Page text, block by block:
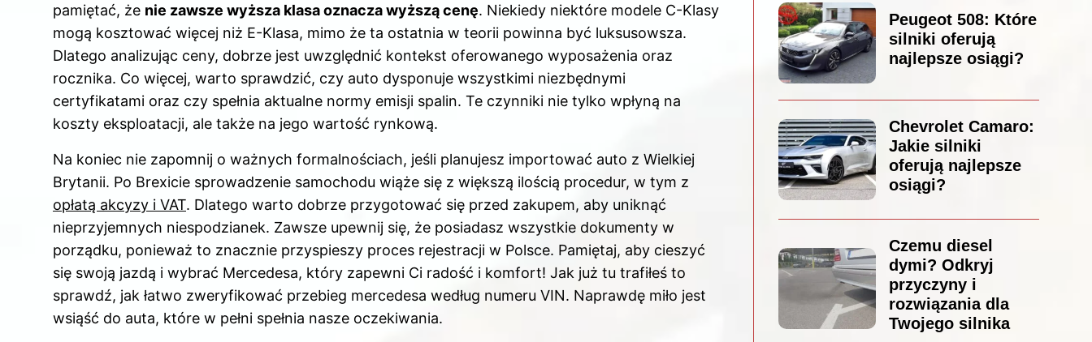
pamiętać, że nie zawsze wyższa klasa oznacza wyższą cenę. Niekiedy niektóre modele C-Klasy
mogą kosztować więcej niż E-Klasa, mimo że ta ostatnia w teorii powinna być luksusowsza.
Dlatego analizując ceny, dobrze jest uwzględnić kontekst oferowanego wyposażenia oraz
rocznika. Co więcej, warto sprawdzić, czy auto dysponuje wszystkimi niezbędnymi
certyfikatami oraz czy spełnia aktualne normy emisji spalin. Te czynniki nie tylko wpłyną na
koszty eksploatacji, ale także na jego wartość rynkową.
Na koniec nie zapomnij o ważnych formalnościach, jeśli planujesz importować auto z Wielkiej
Brytanii. Po Brexicie sprowadzenie samochodu wiąże się z większą ilością procedur, w tym z
opłatą akcyzy i VAT. Dlatego warto dobrze przygotować się przed zakupem, aby uniknąć
nieprzyjemnych niespodzianek. Zawsze upewnij się, że posiadasz wszystkie dokumenty w
porządku, ponieważ to znacznie przyspieszy proces rejestracji w Polsce. Pamiętaj, aby cieszyć
się swoją jazdą i wybrać Mercedesa, który zapewni Ci radość i komfort! Jak już tu trafiłeś to
sprawdź, jak łatwo zweryfikować przebieg mercedesa według numeru VIN. Naprawdę miło jest
wsiąść do auta, które w pełni spełnia nasze oczekiwania.
Peugeot 508: Które
silniki oferują
najlepsze osiągi?
Chevrolet Camaro:
Jakie silniki
oferują najlepsze
osiągi?
Czemu diesel
dymi? Odkryj
przyczyny i
rozwiązania dla
Twojego silnika